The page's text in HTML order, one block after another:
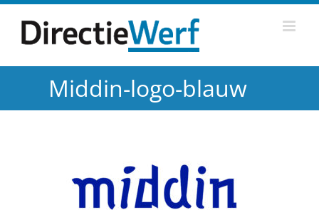
Ga
naar
inhoud
Middin-logo-blauw